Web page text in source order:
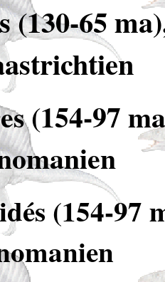
(130-65
(154-97
(154-